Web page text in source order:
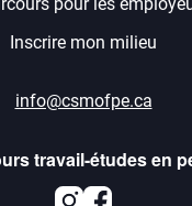
Inscrire mon milieu
info@csmofpe.ca
travail-études en
Instagram
Facebook